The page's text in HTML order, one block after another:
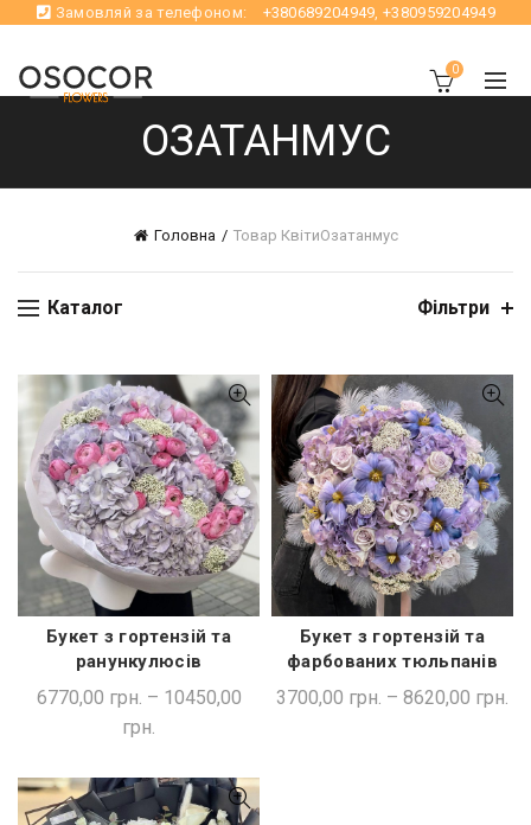
Замовляй за телефоном: +380689204949,+380959204949
0
ОЗАТАНМУС
Головна Товар КвітиОзатанмус
Каталог Фільтри
ШВИДКА ПОКУПКА
Букет з гортензій та
ранункулюсів
6770,00 грн. – 10450,00
грн.
ШВИДКА ПОКУПКА
Букет з гортензій та
фарбованих тюльпанів
3700,00 грн. – 8620,00 грн.